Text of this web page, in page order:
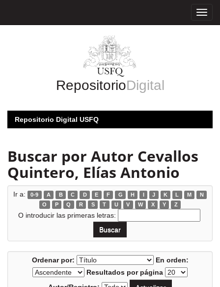
RepositorioDigital
Repositorio Digital USFQ
Buscar por Autor Cevallos
Quintero, Elías Antonio
Ir a: 0-9 A B C D E F G H I J K L M
N
O
P Q R S T U V W X Y Z
O introducir las primeras letras:
Ordenar por:
En orden:
Resultados por página